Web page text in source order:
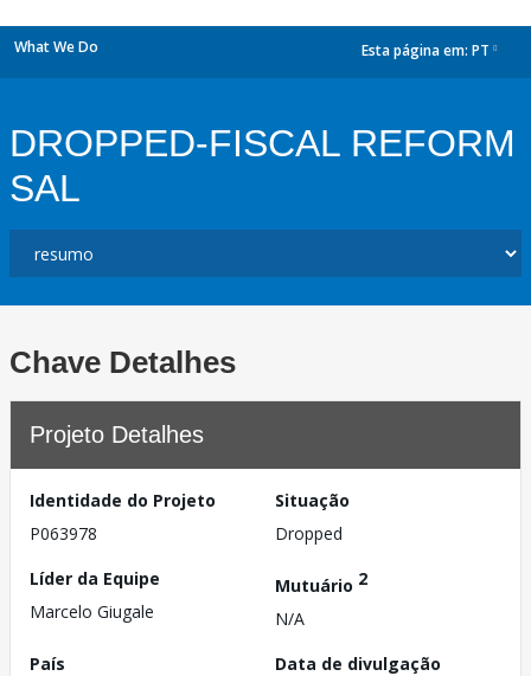
What We Do Esta página em: PT
DROPPED-FISCAL REFORM
SAL
Chave Detalhes
Projeto Detalhes
Identidade do Projeto
P063978
Situação
Dropped
Líder da Equipe
Marcelo Giugale
Mutuário 2
N/A
País
Data de divulgação